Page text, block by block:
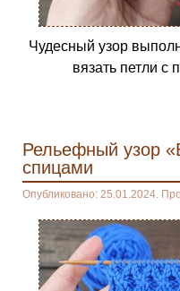
Чудесный узор
вязать петли с
Рельефный узор
спицами
Опубликовано: 25.01.2024.